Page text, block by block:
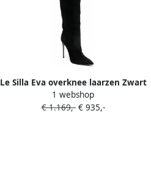
Le Silla Eva overknee laarzen Zwart
1 webshop
€ 1.169,-€ 935,-